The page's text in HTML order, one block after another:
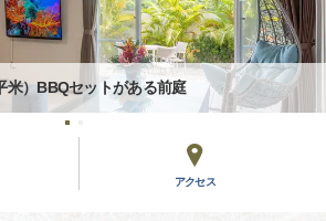
米）BBQセットがある前庭
アクセス